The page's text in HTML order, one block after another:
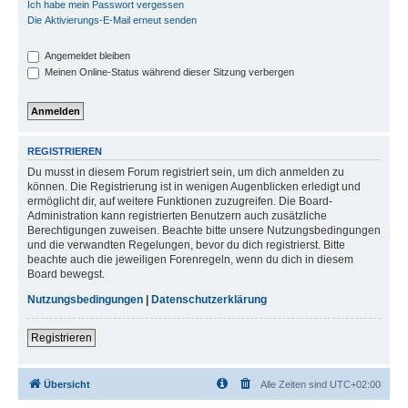
Ich habe mein Passwort vergessen
Die Aktivierungs-E-Mail erneut senden
Angemeldet bleiben
Meinen Online-Status während dieser Sitzung verbergen
REGISTRIEREN
Du musst in diesem Forum registriert sein, um dich anmelden zu
können. Die Registrierung ist in wenigen Augenblicken erledigt und
ermöglicht dir, auf weitere Funktionen zuzugreifen. Die Board-
Administration kann registrierten Benutzern auch zusätzliche
Berechtigungen zuweisen. Beachte bitte unsere Nutzungsbedingungen
und die verwandten Regelungen, bevor du dich registrierst. Bitte
beachte auch die jeweiligen Forenregeln, wenn du dich in diesem
Board bewegst.
Nutzungsbedingungen
Datenschutzerklärung
Registrieren
Übersicht Alle Zeiten sind UTC+02:00